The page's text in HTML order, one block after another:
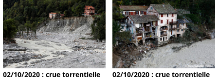
02/10/2020 : crue torrentielle
02/10/2020 : crue torrentielle